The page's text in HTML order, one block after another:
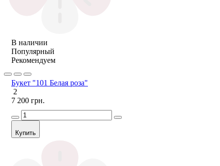
В наличии
Популярный
Рекомендуем
Букет "101 Белая роза"
2
7 200 грн.
Купить